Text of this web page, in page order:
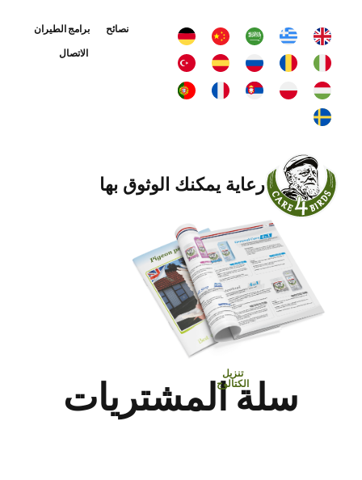
نصائح برامج الطيران
الاتصال
رعاية يمكنك الوثوق بها
تنزيل
الكتالوج
سلة المشتريات